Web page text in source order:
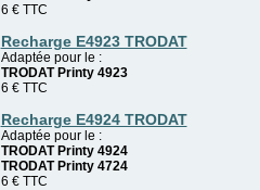
6 € TTC
Recharge E4923 TRODAT
Adaptée pour le :
TRODAT Printy 4923
6 € TTC
Recharge E4924 TRODAT
Adaptée pour le :
TRODAT Printy 4924
TRODAT Printy 4724
6 € TTC